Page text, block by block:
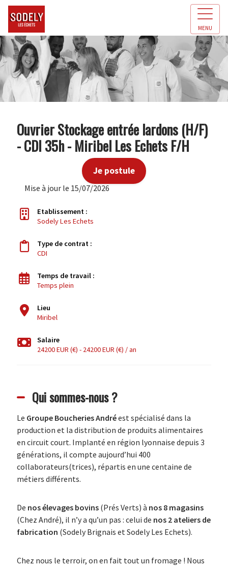
MENU
Ouvrier Stockage entrée lardons (H/F)
- CDI 35h - Miribel Les Echets F/H
Je postule
Mise à jour le 15/07/2026
Etablissement :
Sodely Les Echets
Type de contrat :
CDI
Temps de travail :
Temps plein
Lieu
Miribel
Salaire
24200 EUR (€) - 24200 EUR (€) / an
Qui sommes-nous ?
Le Groupe Boucheries Andréest spécialisé dans la
production et la distribution de produits alimentaires
en circuit court. Implanté en région lyonnaise depuis 3
générations, il compte aujourd’hui 400
collaborateurs(trices), répartis en une centaine de
métiers différents.
De nos élevages bovins(Prés Verts) à nos 8 magasins
(Chez André), il n’y a qu’un pas : celui de nos 2 ateliers de
fabrication (Sodely Brignais et Sodely Les Echets).
Chez nous le terroir, on en fait tout un fromage ! Nous